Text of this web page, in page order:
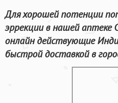
Для хорошей потенции
эррекции в нашей
онлайн действующие
быстрой доставкой в